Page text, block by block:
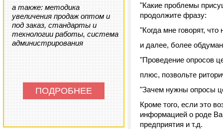
а также: методика
увеличения продаж оптом и
под заказ, стандарты и
технологии работы, система
администрирования
ПОДРОБНЕЕ
"Какие проблемы
продолжите фразу:
"Когда мне говорят,
и далее, более
"Проведение опросов
плюс, позвольте
"Зачем нужны опросы
Кроме того, если это
информацией о роде
предприятия и т.д.